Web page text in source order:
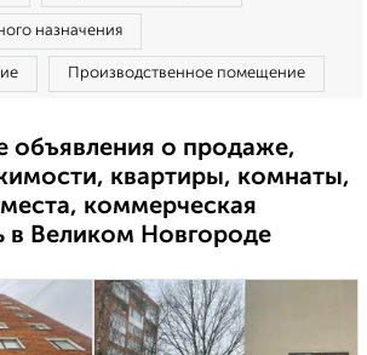
назначения
Производственное помещение
объявления о продаже,
квартиры, комнаты,
коммерческая
в Великом Новгороде